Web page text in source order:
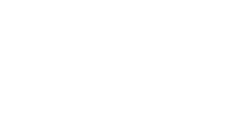
online